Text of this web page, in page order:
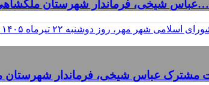
عباس شیخی، فرماندار شهرستان ملکشاهی، صبح روز شنبه به‌صورت سرزده از تعدادی از ادارات و…